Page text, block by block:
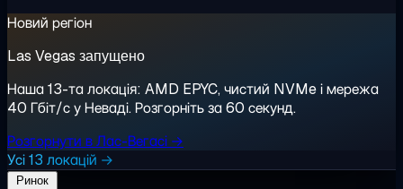
Новий регіон
Las Vegas запущено
Наша 13-та локація: AMD EPYC, чистий NVMe і мережа
40 Гбіт/с у Неваді. Розгорніть за 60 секунд.
Розгорнути в Лас-Вегасі →
Усі 13 локацій →